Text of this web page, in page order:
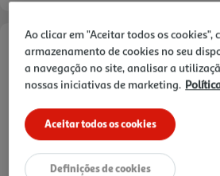
Opções de
Pague com o
saiba mais >
Ao clicar em "Aceitar todos os cookies",
armazenamento de cookies no seu
a navegação no site, analisar a
nossas iniciativas de marketing.
Aceitar todos os cookies
Definições de cookies